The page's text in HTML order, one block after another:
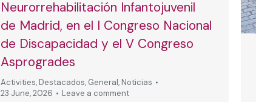
Neurorrehabilitación Infantojuvenil
de Madrid, en el I Congreso Nacional
de Discapacidad y el V Congreso
Asprogrades
Activities, Destacados, General, Noticias
23 June, 2026
Leave a comment